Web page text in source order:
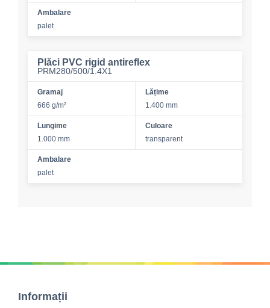
Ambalare
palet
Plăci PVC rigid antireflex
PRM280/500/1.4X1
Gramaj
666 g/m²
Lățime
1.400 mm
Lungime
1.000 mm
Culoare
transparent
Ambalare
palet
Informații